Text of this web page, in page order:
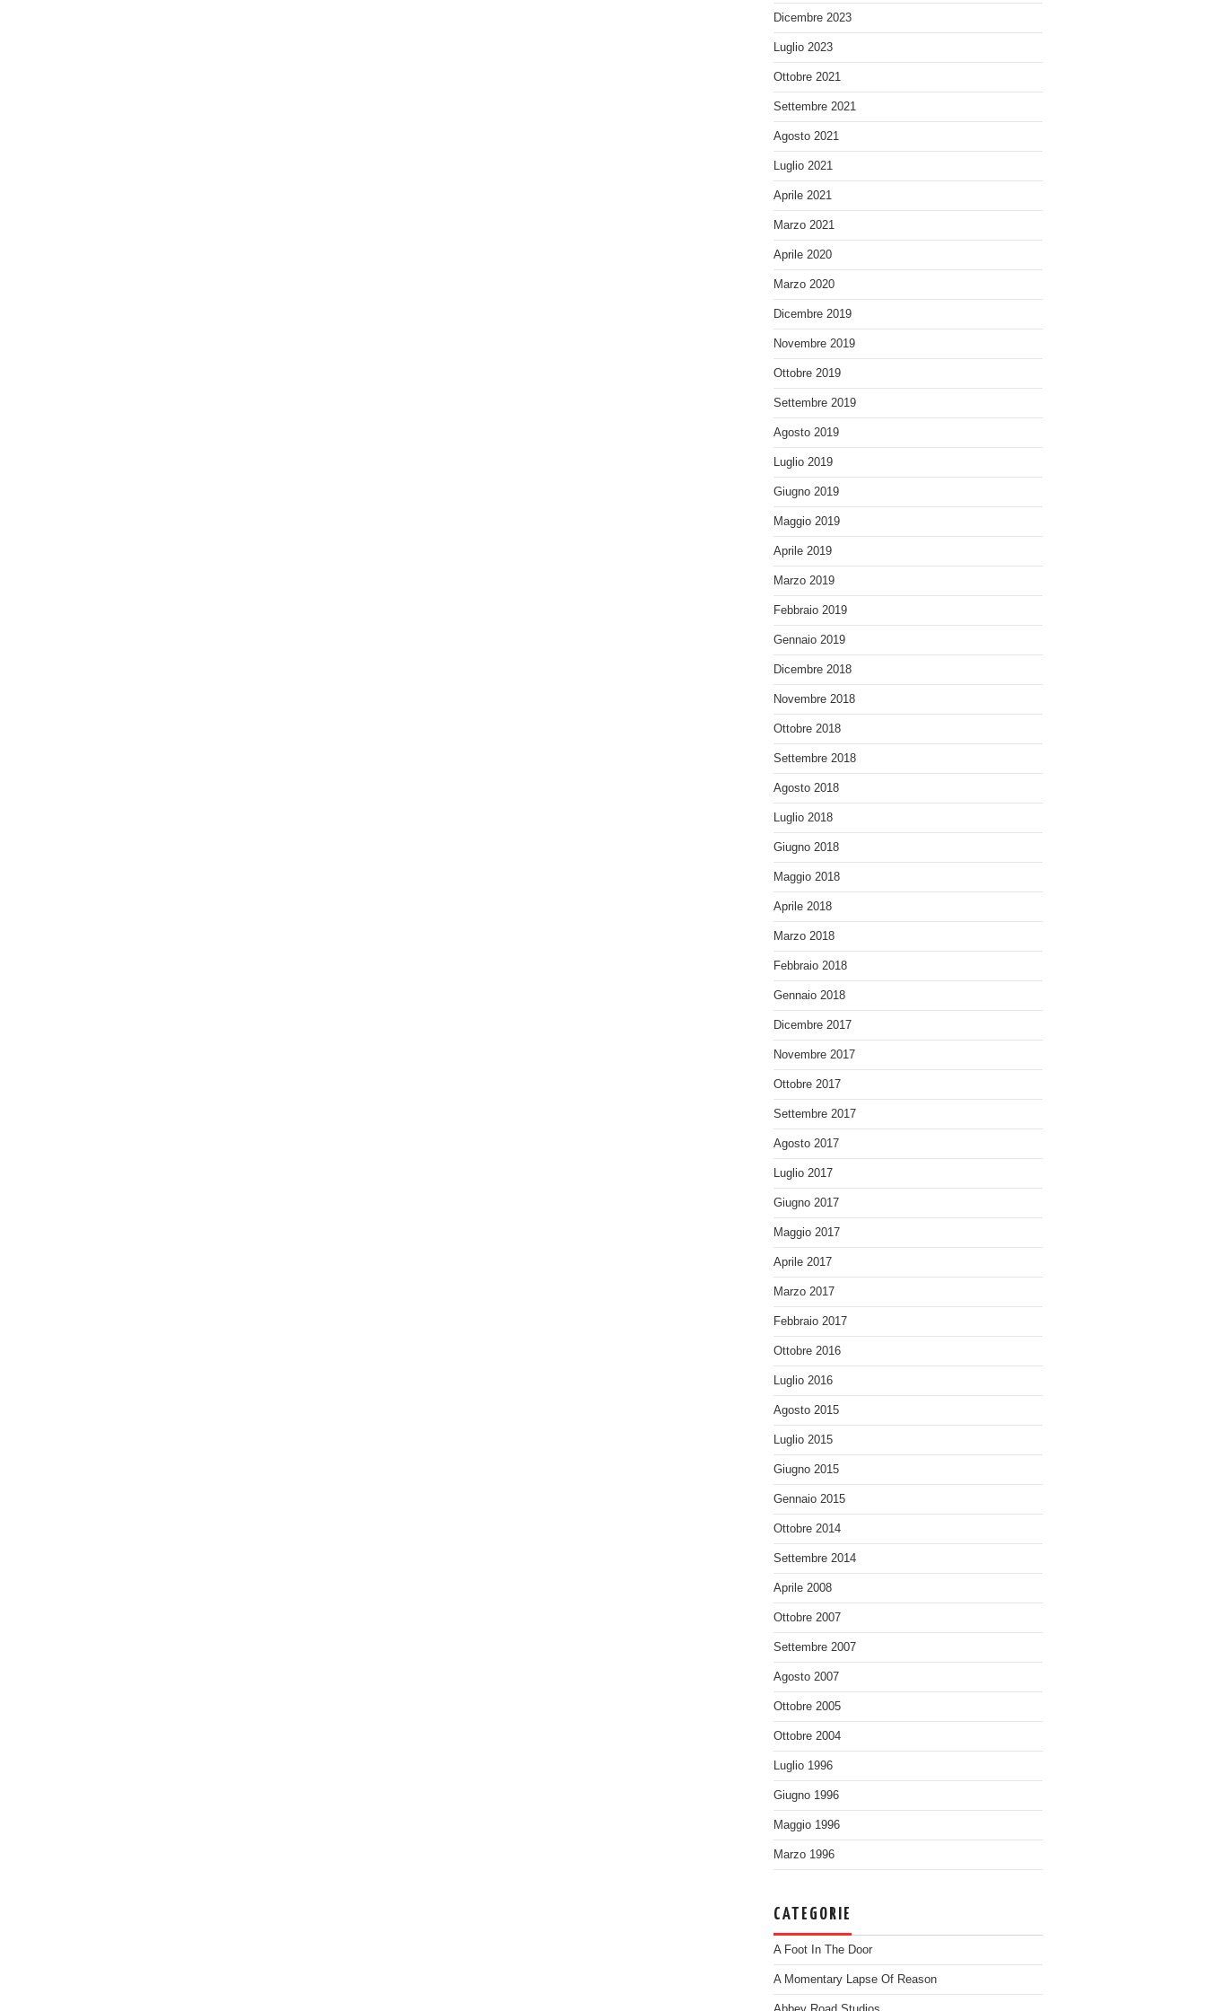
Dicembre 2023
Luglio 2023
Ottobre 2021
Settembre 2021
Agosto 2021
Luglio 2021
Aprile 2021
Marzo 2021
Aprile 2020
Marzo 2020
Dicembre 2019
Novembre 2019
Ottobre 2019
Settembre 2019
Agosto 2019
Luglio 2019
Giugno 2019
Maggio 2019
Aprile 2019
Marzo 2019
Febbraio 2019
Gennaio 2019
Dicembre 2018
Novembre 2018
Ottobre 2018
Settembre 2018
Agosto 2018
Luglio 2018
Giugno 2018
Maggio 2018
Aprile 2018
Marzo 2018
Febbraio 2018
Gennaio 2018
Dicembre 2017
Novembre 2017
Ottobre 2017
Settembre 2017
Agosto 2017
Luglio 2017
Giugno 2017
Maggio 2017
Aprile 2017
Marzo 2017
Febbraio 2017
Ottobre 2016
Luglio 2016
Agosto 2015
Luglio 2015
Giugno 2015
Gennaio 2015
Ottobre 2014
Settembre 2014
Aprile 2008
Ottobre 2007
Settembre 2007
Agosto 2007
Ottobre 2005
Ottobre 2004
Luglio 1996
Giugno 1996
Maggio 1996
Marzo 1996
CATEGORIE
A Foot In The Door
A Momentary Lapse Of Reason